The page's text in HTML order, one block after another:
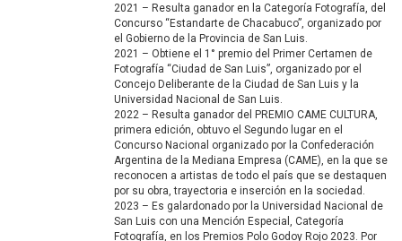
2021 – Resulta ganador en la Categoría Fotografía, del
Concurso “Estandarte de Chacabuco”, organizado por
el Gobierno de la Provincia de San Luis.
2021 – Obtiene el 1° premio del Primer Certamen de
Fotografía “Ciudad de San Luis”, organizado por el
Concejo Deliberante de la Ciudad de San Luis y la
Universidad Nacional de San Luis.
2022 – Resulta ganador del PREMIO CAME CULTURA,
primera edición, obtuvo el Segundo lugar en el
Concurso Nacional organizado por la Confederación
Argentina de la Mediana Empresa (CAME), en la que se
reconocen a artistas de todo el país que se destaquen
por su obra, trayectoria e inserción en la sociedad.
2023 – Es galardonado por la Universidad Nacional de
San Luis con una Mención Especial, Categoría
Fotografía, en los Premios Polo Godoy Rojo 2023. Por